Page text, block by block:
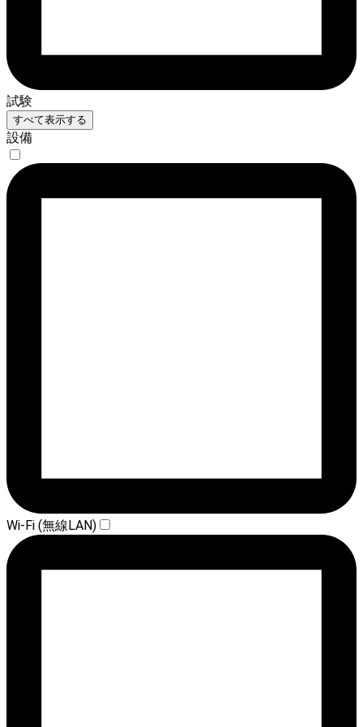
試験
すべて表示する
設備
Wi-Fi (無線LAN)